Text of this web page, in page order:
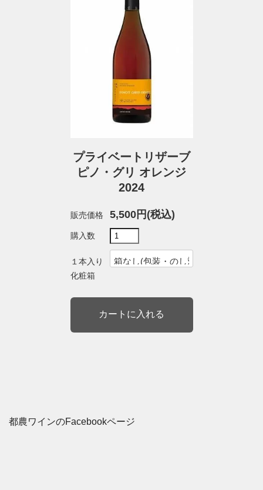
プライベートリザーブ
ピノ・グリ オレンジ
2024
販売価格 5,500円(税込)
購入数
１本入り
化粧箱
都農ワインのFacebookページ